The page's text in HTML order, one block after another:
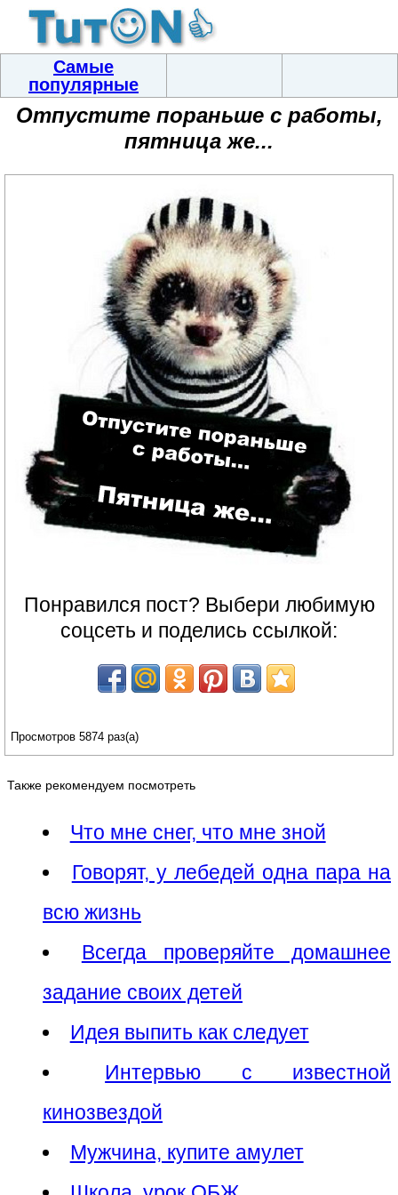
Самые
популярные
Отпустите пораньше с работы,
пятница же...
Понравился пост? Выбери любимую
соцсеть и поделись ссылкой:
Просмотров 5874 раз(а)
Также рекомендуем посмотреть
Что мне снег, что мне зной
Говорят, у лебедей одна пара на
всю жизнь
Всегда проверяйте домашнее
задание своих детей
Идея выпить как следует
Интервью с известной
кинозвездой
Мужчина, купите амулет